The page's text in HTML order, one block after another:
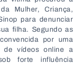
Mulher, Criança,
para denunciar
filha. Segundo as
por uma
de vídeos online a
forte influência